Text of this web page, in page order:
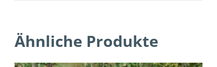
Ähnliche Produkte